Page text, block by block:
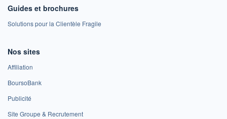
Guides et brochures
Solutions pour la Clientèle Fragile
Nos sites
Affiliation
BoursoBank
Publicité
Site Groupe & Recrutement